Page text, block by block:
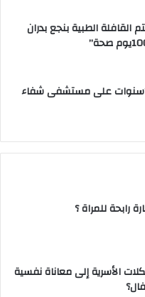
القافلة الطبية بنجع بدران
“محافظ الأقصر” يشهد احتفالية مرور10سنوات على مستشفى شفاء
رابحة للمراة ؟
الأسرية إلى معاناة نفسية